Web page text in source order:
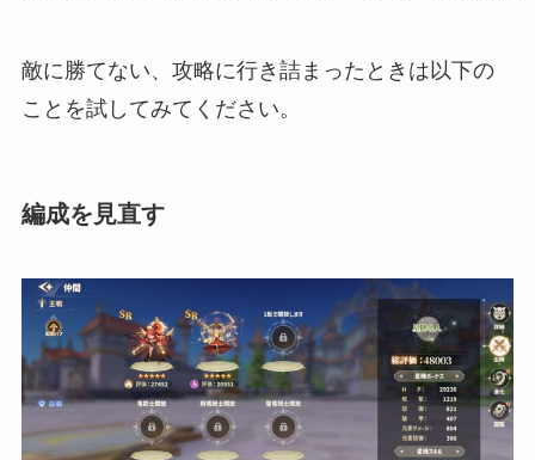
敵に勝てない、攻略に行き詰まったときは以下の
ことを試してみてください。
編成を見直す